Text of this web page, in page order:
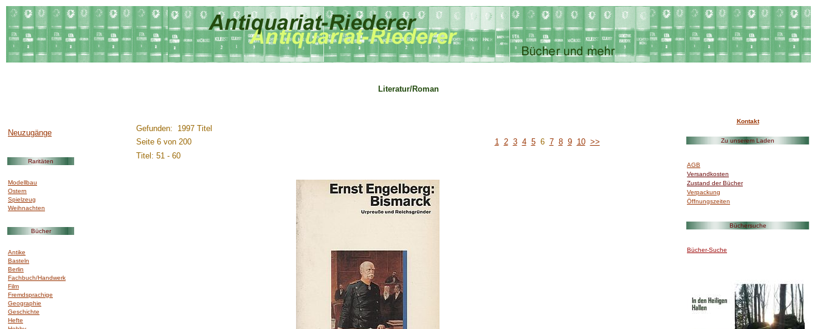
Literatur/Roman
Neuzugänge
Raritäten
Modellbau
Ostern
Spielzeug
Weihnachten
Bücher
Antike
Basteln
Berlin
Fachbuch/Handwerk
Film
Fremdsprachige
Geographie
Geschichte
Hefte
Gefunden: 1997 Titel
Seite 6 von 200
1 2 3 4 56 7 8 9 10 >>
Titel: 51 - 60
Kontakt
Zu unserem Laden
AGB
Versandkosten
Zustand der Bücher
Verpackung
Öffnungszeiten
Büchersuche
Bücher-Suche